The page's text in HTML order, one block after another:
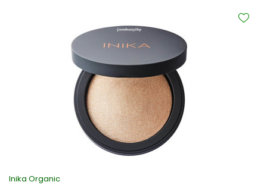
Inika Organic